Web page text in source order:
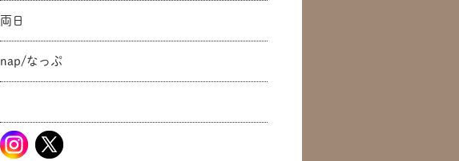
両日
nap/なっぷ